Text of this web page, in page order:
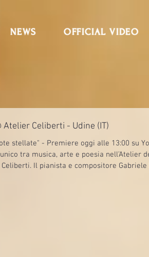
NEWS OFFICIAL VIDEO
Atelier Celiberti - Udine (IT)
stellate" - Premiere oggi alle 13:00 su
tra musica, arte e poesia nell’Atelier
Il pianista e compositore Gabriele